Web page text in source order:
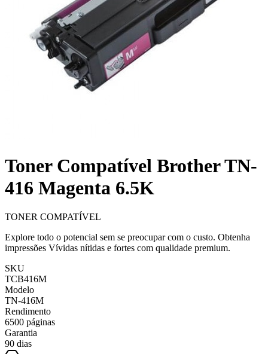
Toner Compatível Brother TN-
416 Magenta 6.5K
TONER COMPATÍVEL
Explore todo o potencial sem se preocupar com o custo. Obtenha
impressões Vívidas nítidas e fortes com qualidade premium.
SKU
TCB416M
Modelo
TN-416M
Rendimento
6500 páginas
Garantia
90 dias